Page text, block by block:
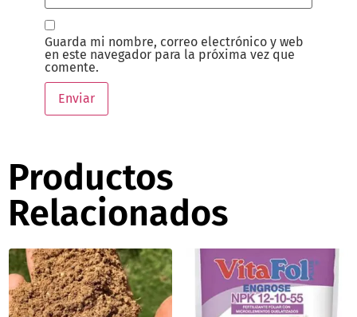
Guarda mi nombre, correo electrónico y web
en este navegador para la próxima vez que
comente.
Productos
Relacionados